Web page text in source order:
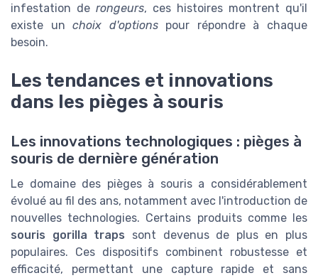
infestation de rongeurs, ces histoires montrent qu'il
existe unchoix d'optionspour répondre à chaque
besoin.
Les tendances et innovations
dans les pièges à souris
Les innovations technologiques : pièges à
souris de dernière génération
Le domaine des pièges à souris a considérablement
évolué au fil des ans, notamment avec l'introduction de
nouvelles technologies. Certains produits comme les
souris gorilla traps sont devenus de plus en plus
populaires. Ces dispositifs combinent robustesse et
efficacité, permettant une capture rapide et sans